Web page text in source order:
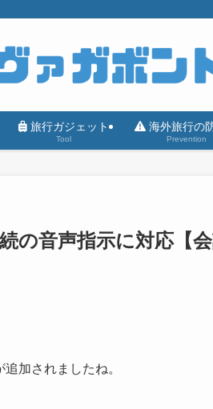
旅行ガジェット
Tool
海外旅行の
Prevention
の音声指示に対応【
追加されましたね。